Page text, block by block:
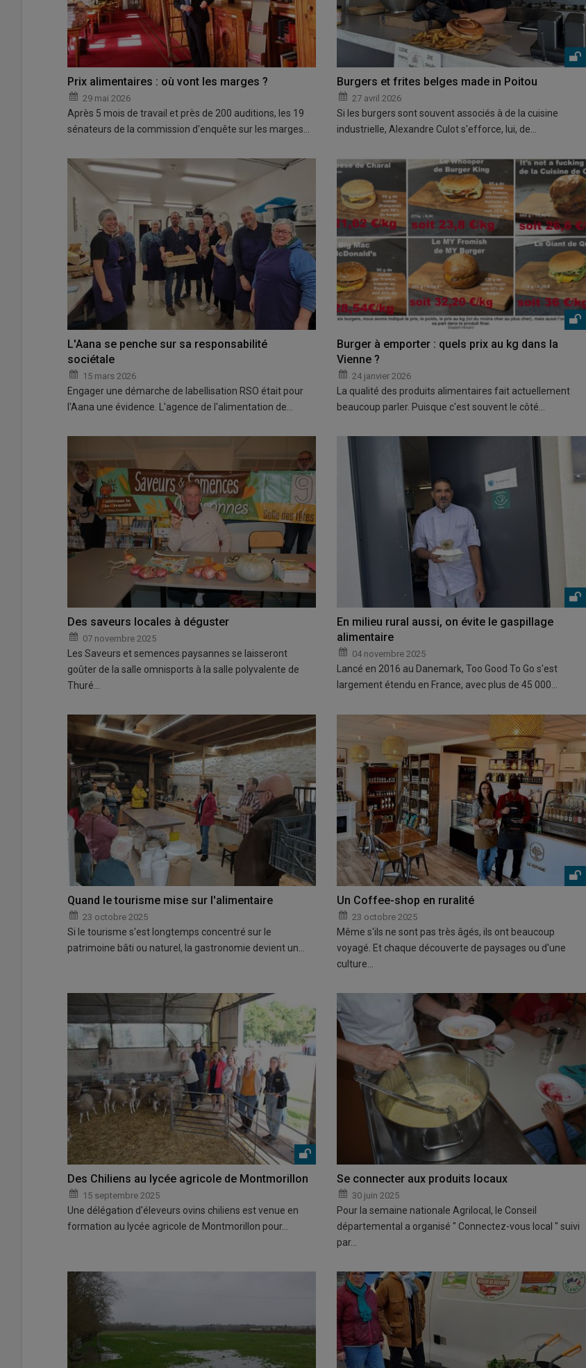
Prix alimentaires : où vont les marges ?
29 mai 2026
Après 5 mois de travail et près de 200 auditions, les 19
sénateurs de la commission d'enquête sur les marges…
Burgers et frites belges made in Poitou
27 avril 2026
Si les burgers sont souvent associés à de la cuisine
industrielle, Alexandre Culot s'efforce, lui, de…
L'Aana se penche sur sa responsabilité
sociétale
15 mars 2026
Engager une démarche de labellisation RSO était pour
l'Aana une évidence. L'agence de l'alimentation de…
Burger à emporter : quels prix au kg dans la
Vienne ?
24 janvier 2026
La qualité des produits alimentaires fait actuellement
beaucoup parler. Puisque c'est souvent le côté…
Des saveurs locales à déguster
07 novembre 2025
Les Saveurs et semences paysannes se laisseront
goûter de la salle omnisports à la salle polyvalente de
Thuré…
En milieu rural aussi, on évite le gaspillage
alimentaire
04 novembre 2025
Lancé en 2016 au Danemark, Too Good To Go s'est
largement étendu en France, avec plus de 45 000…
Quand le tourisme mise sur l'alimentaire
23 octobre 2025
Si le tourisme s'est longtemps concentré sur le
patrimoine bâti ou naturel, la gastronomie devient un…
Un Coffee-shop en ruralité
23 octobre 2025
Même s'ils ne sont pas très âgés, ils ont beaucoup
voyagé. Et chaque découverte de paysages ou d'une
culture…
Des Chiliens au lycée agricole de Montmorillon
15 septembre 2025
Une délégation d'éleveurs ovins chiliens est venue en
formation au lycée agricole de Montmorillon pour…
Se connecter aux produits locaux
30 juin 2025
Pour la semaine nationale Agrilocal, le Conseil
départemental a organisé " Connectez-vous local " suivi
par…